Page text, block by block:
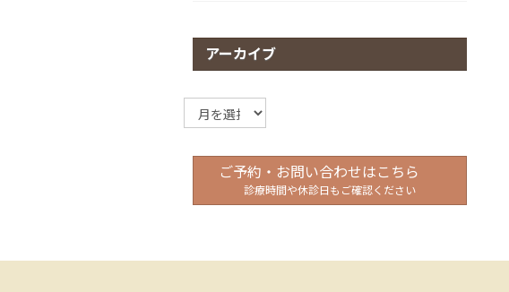
アーカイブ
ア
ー
イ
ご予約・お問い合わせはこちら
診療時間や休診日もご確認ください